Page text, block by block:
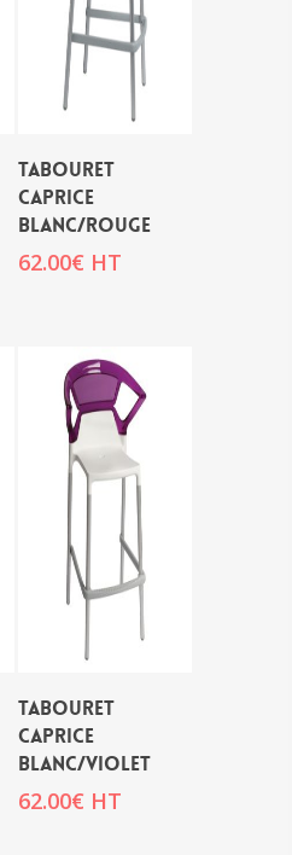
TABOURET
CAPRICE
BLANC/ROUGE
62.00€ HT
TABOURET
CAPRICE
BLANC/VIOLET
62.00€ HT